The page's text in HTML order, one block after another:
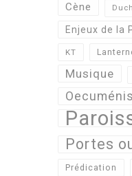
Cène
Enjeux de la
KT
Musique
Portes
Prédication